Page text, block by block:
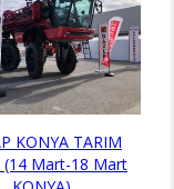
KONYA TARIM
(14 Mart-18 Mart